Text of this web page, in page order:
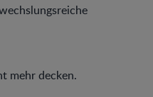
mehr decken.